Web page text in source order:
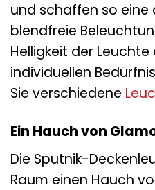
und schaffen so
blendfreie
Helligkeit der
individuellen
Sie verschiedene
Ein Hauch von
Die Sputnik-
Raum einen Hauch